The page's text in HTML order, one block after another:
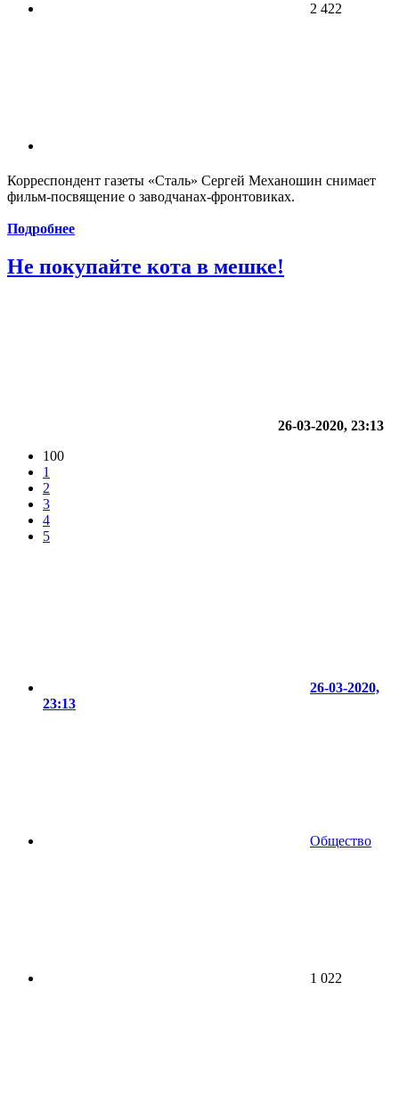
2 422
Корреспондент газеты «Сталь» Сергей Механошин снимает
фильм-посвящение о заводчанах-фронтовиках.
Подробнее
Не покупайте кота в мешке!
26-03-2020, 23:13
100
1
2
3
4
5
26-03-2020,
23:13
Общество
1 022